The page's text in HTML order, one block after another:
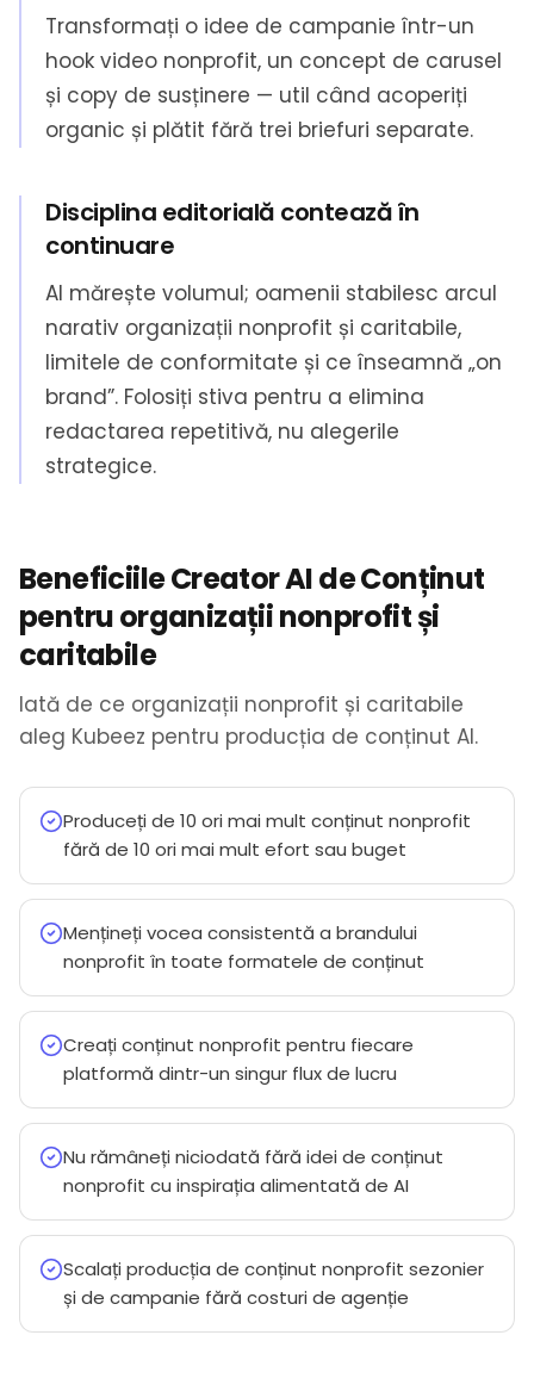
Transformați o idee de campanie într-un
hook video nonprofit, un concept de carusel
și copy de susținere — util când acoperiți
organic și plătit fără trei briefuri separate.
Disciplina editorială contează în
continuare
AI mărește volumul; oamenii stabilesc arcul
narativ organizații nonprofit și caritabile,
limitele de conformitate și ce înseamnă „on
brand”. Folosiți stiva pentru a elimina
redactarea repetitivă, nu alegerile
strategice.
Beneficiile Creator AI de Conținut
pentru organizații nonprofit și
caritabile
Iată de ce organizații nonprofit și caritabile
aleg Kubeez pentru producția de conținut AI.
Produceți de 10 ori mai mult conținut nonprofit
fără de 10 ori mai mult efort sau buget
Mențineți vocea consistentă a brandului
nonprofit în toate formatele de conținut
Creați conținut nonprofit pentru fiecare
platformă dintr-un singur flux de lucru
Nu rămâneți niciodată fără idei de conținut
nonprofit cu inspirația alimentată de AI
Scalați producția de conținut nonprofit sezonier
și de campanie fără costuri de agenție